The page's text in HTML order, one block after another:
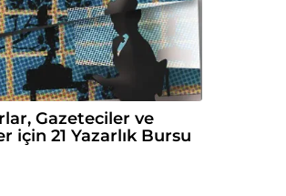
Gazeteciler ve
için 21 Yazarlık Bursu